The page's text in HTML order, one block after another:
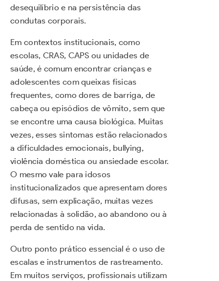
desequilíbrio e na persistência das
condutas corporais.
Em contextos institucionais, como
escolas, CRAS, CAPS ou unidades de
saúde, é comum encontrar crianças e
adolescentes com queixas físicas
frequentes, como dores de barriga, de
cabeça ou episódios de vômito, sem que
se encontre uma causa biológica. Muitas
vezes, esses sintomas estão relacionados
a dificuldades emocionais, bullying,
violência doméstica ou ansiedade escolar.
O mesmo vale para idosos
institucionalizados que apresentam dores
difusas, sem explicação, muitas vezes
relacionadas à solidão, ao abandono ou à
perda de sentido na vida.
Outro ponto prático essencial é o uso de
escalas e instrumentos de rastreamento.
Em muitos serviços, profissionais utilizam